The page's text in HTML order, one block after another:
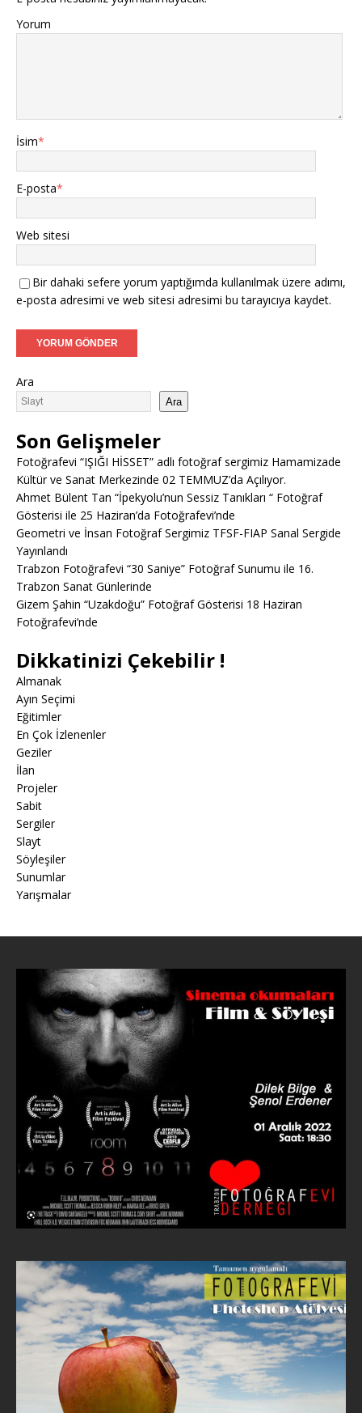
Yorum
İsim*
E-posta*
Web sitesi
Bir dahaki sefere yorum yaptığımda kullanılmak üzere adımı,
e-posta adresimi ve web sitesi adresimi bu tarayıcıya kaydet.
Ara
Ara
Son Gelişmeler
Fotoğrafevi “IŞIĞI HİSSET” adlı fotoğraf sergimiz Hamamizade
Kültür ve Sanat Merkezinde 02 TEMMUZ’da Açılıyor.
Ahmet Bülent Tan “İpekyolu’nun Sessiz Tanıkları “ Fotoğraf
Gösterisi ile 25 Haziran’da Fotoğrafevi’nde
Geometri ve İnsan Fotoğraf Sergimiz TFSF-FIAP Sanal Sergide
Yayınlandı
Trabzon Fotoğrafevi “30 Saniye” Fotoğraf Sunumu ile 16.
Trabzon Sanat Günlerinde
Gizem Şahin “Uzakdoğu” Fotoğraf Gösterisi 18 Haziran
Fotoğrafevi’nde
Dikkatinizi Çekebilir !
Almanak
Ayın Seçimi
Eğitimler
En Çok İzlenenler
Geziler
İlan
Projeler
Sabit
Sergiler
Slayt
Söyleşiler
Sunumlar
Yarışmalar